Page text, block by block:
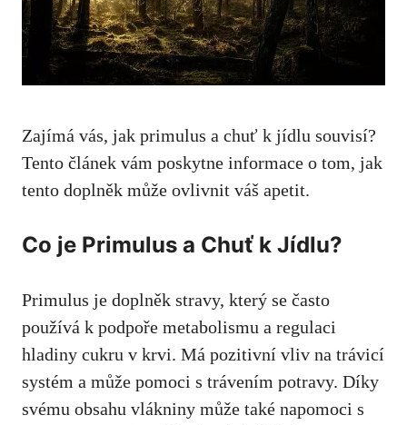
Zajímá vás, jak primulus a chuť k jídlu souvisí?
Tento článek vám poskytne informace o tom, jak
tento doplněk může ovlivnit váš apetit.
Co je Primulus a Chuť k Jídlu?
Primulus je doplněk stravy, který se často
používá k podpoře metabolismu a regulaci
hladiny cukru v krvi. Má pozitivní vliv na trávicí
systém a může pomoci s trávením potravy. Díky
svému obsahu vlákniny může také napomoci s